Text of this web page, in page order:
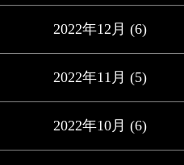
2022年12月 (6)
2022年11月 (5)
2022年10月 (6)